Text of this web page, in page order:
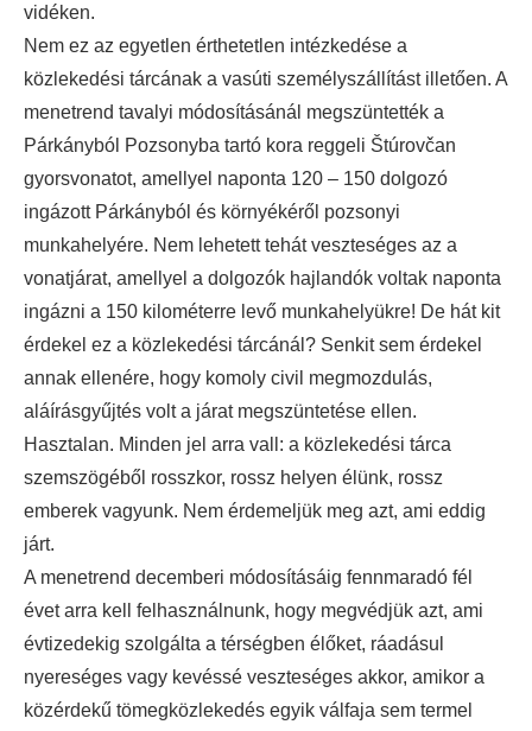
vidéken.
Nem ez az egyetlen érthetetlen intézkedése a
közlekedési tárcának a vasúti személyszállítást illetően. A
menetrend tavalyi módosításánál megszüntették a
Párkányból Pozsonyba tartó kora reggeli Štúrovčan
gyorsvonatot, amellyel naponta 120 – 150 dolgozó
ingázott Párkányból és környékéről pozsonyi
munkahelyére. Nem lehetett tehát veszteséges az a
vonatjárat, amellyel a dolgozók hajlandók voltak naponta
ingázni a 150 kilométerre levő munkahelyükre! De hát kit
érdekel ez a közlekedési tárcánál? Senkit sem érdekel
annak ellenére, hogy komoly civil megmozdulás,
aláírásgyűjtés volt a járat megszüntetése ellen.
Hasztalan. Minden jel arra vall: a közlekedési tárca
szemszögéből rosszkor, rossz helyen élünk, rossz
emberek vagyunk. Nem érdemeljük meg azt, ami eddig
járt.
A menetrend decemberi módosításáig fennmaradó fél
évet arra kell felhasználnunk, hogy megvédjük azt, ami
évtizedekig szolgálta a térségben élőket, ráadásul
nyereséges vagy kevéssé veszteséges akkor, amikor a
közérdekű tömegközlekedés egyik válfaja sem termel